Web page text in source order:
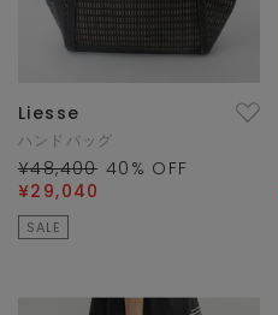
Liesse
ハンドバッグ
¥48,400 40 % OFF
¥29,040
SALE